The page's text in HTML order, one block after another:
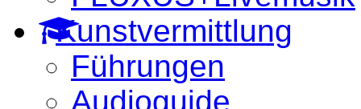
Kunstvermittlung
Führungen
Audioguide